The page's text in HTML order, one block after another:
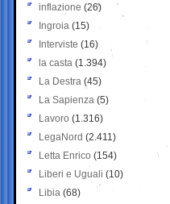
inflazione (26)
Ingroia (15)
Interviste (16)
la casta (1.394)
La Destra (45)
La Sapienza (5)
Lavoro (1.316)
LegaNord (2.411)
Letta Enrico (154)
Liberi e Uguali (10)
Libia (68)